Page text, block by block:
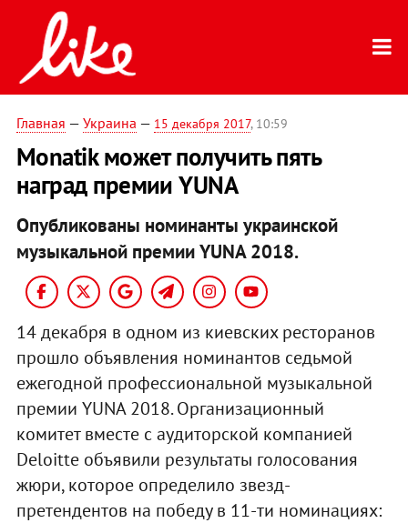
Главная — Украина — 15 декабря 2017, 10:59
Monatik может получить пять
наград премии YUNA
Опубликованы номинанты украинской
музыкальной премии YUNA 2018.
14 декабря в одном из киевских ресторанов
прошло объявления номинантов седьмой
ежегодной профессиональной музыкальной
премии YUNA 2018. Организационный
комитет вместе с аудиторской компанией
Deloitte объявили результаты голосования
жюри, которое определило звезд-
претендентов на победу в 11-ти номинациях: